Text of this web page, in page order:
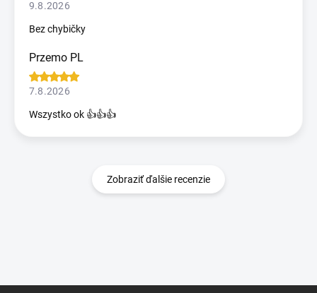
9.8.2026
Bez chybičky
Przemo PL
7.8.2026
Wszystko ok 👍👍👍
Zobraziť ďalšie recenzie